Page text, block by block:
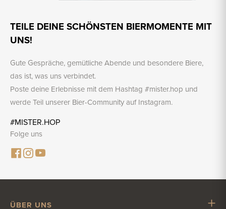
TEILE DEINE SCHÖNSTEN BIERMOMENTE MIT
UNS!
Gute Gespräche, gemütliche Abende und besondere Biere,
das ist, was uns verbindet.
Poste deine Erlebnisse mit dem Hashtag #mister.hop und
werde Teil unserer Bier-Community auf Instagram.
#MISTER.HOP
Folge uns
ÜBER UNS